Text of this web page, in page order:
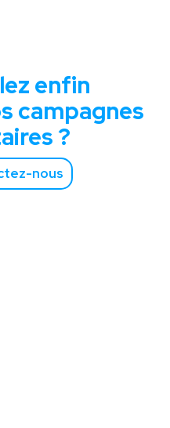
enfin
campagnes
?
nous